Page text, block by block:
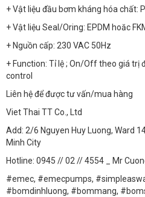
+ Vật liệu đầu bơm kháng hóa chất:
+ Vật liệu Seal/Oring: EPDM hoăc
+ Nguồn cấp: 230 VAC 50Hz
+ Function: Tỉ lệ ; On/Off theo giá trị
control
Liên hệ để được tư vấn/mua hàng
Viet Thai TT Co., Ltd
Add: 2/6 Nguyen Huy Luong, Ward
Minh City
Hotline: 0945 // 02 // 4554 _ Mr
#emec, #emecpumps,
#bomdinhluong, #bommang,